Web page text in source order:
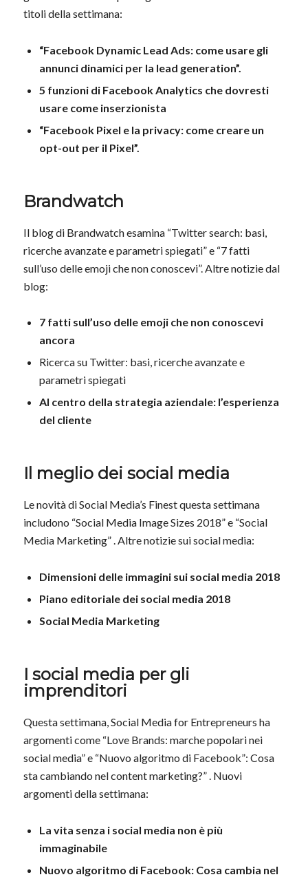
titoli della settimana:
“Facebook Dynamic Lead Ads: come usare gli
annunci dinamici per la lead generation”.
5 funzioni di Facebook Analytics che dovresti
usare come inserzionista
“Facebook Pixel e la privacy: come creare un
opt-out per il Pixel”.
Brandwatch
Il blog di Brandwatch esamina “Twitter search: basi,
ricerche avanzate e parametri spiegati” e “7 fatti
sull’uso delle emoji che non conoscevi”. Altre notizie dal
blog:
7 fatti sull’uso delle emoji che non conoscevi
ancora
Ricerca su Twitter: basi, ricerche avanzate e
parametri spiegati
Al centro della strategia aziendale: l’esperienza
del cliente
Il meglio dei social media
Le novità di Social Media’s Finest questa settimana
includono “Social Media Image Sizes 2018” e “Social
Media Marketing” . Altre notizie sui social media:
Dimensioni delle immagini sui social media 2018
Piano editoriale dei social media 2018
Social Media Marketing
I social media per gli
imprenditori
Questa settimana, Social Media for Entrepreneurs ha
argomenti come “Love Brands: marche popolari nei
social media” e “Nuovo algoritmo di Facebook”: Cosa
sta cambiando nel content marketing?” . Nuovi
argomenti della settimana:
La vita senza i social media non è più
immaginabile
Nuovo algoritmo di Facebook: Cosa cambia nel